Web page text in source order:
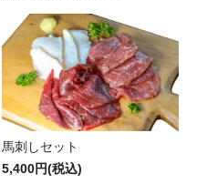
馬刺しセット
5,400円(税込)